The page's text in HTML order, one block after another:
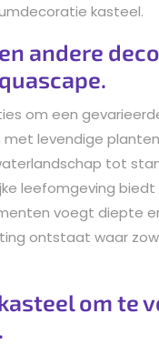
kasteel.
andere
om een
levendige
tot
leefomgeving biedt
voegt diepte
ontstaat waar
om te